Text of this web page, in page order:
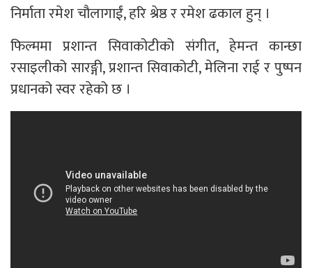
निर्माता रमेश चौलागाईं, हरि श्रेष्ठ र रमेश ढकाल हुन् ।
फिल्ममा प्रशान्त सिवाकोटीको संगीत, हेमन्त कान्छा
रसाइलीको सारङ्गी, प्रशान्त सिवाकोटी, मेलिना राई र पुष्पन
प्रधानको स्वर रहेको छ ।